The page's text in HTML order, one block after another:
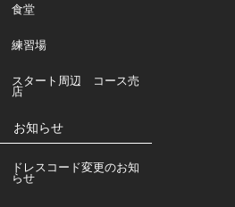
食堂
練習場
スタート周辺 コース売
店
お知らせ
ドレスコード変更のお知
らせ